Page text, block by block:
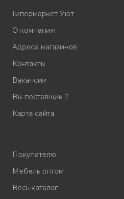
Гипермаркет Уют
О компании
Адреса магазинов
Контакты
Вакансии
Вы поставщик ?
Карта сайта
Покупателю
Мебель оптом
Весь каталог